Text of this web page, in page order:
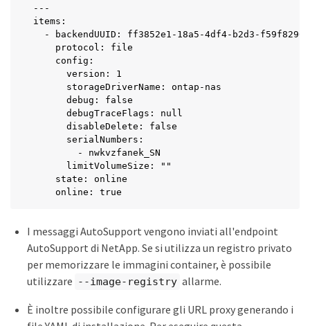
---
items:
- backendUUID: ff3852e1-18a5-4df4-b2d3-
    protocol: file
    config:
      version: 1
      storageDriverName: ontap-nas
      debug: false
      debugTraceFlags: null
      disableDelete: false
      serialNumbers:
        - nwkvzfanek_SN
      limitVolumeSize: ""
    state: online
    online: true
I messaggi AutoSupport vengono inviati all'endpoint
AutoSupport di NetApp. Se si utilizza un registro privato
per memorizzare le immagini container, è possibile
utilizzare --image-registry allarme.
È inoltre possibile configurare gli URL proxy generando i